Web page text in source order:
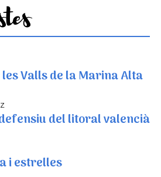
Valls de la Marina Alta
del litoral valencià
i estrelles